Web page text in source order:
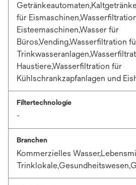
für
Eisteemaschinen,Wasser für
Büros,Vending,Wasserfiltration
Haustiere,Wasserfiltration für
Kühlschrankzapfanlagen und
Filtertechnologie
-
Branchen
Kommerzielles